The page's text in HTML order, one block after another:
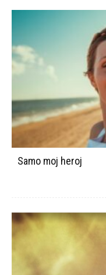
Samo moj heroj